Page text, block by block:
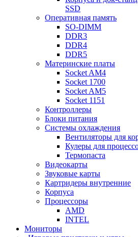
SSD
Оперативная память
SO-DIMM
DDR3
DDR4
DDR5
Материнские платы
Socket AM4
Socket 1700
Socket AM5
Socket 1151
Контроллеры
Блоки питания
Системы охлаждения
Вентиляторы для
Кулеры для
Термопаста
Видеокарты
Звуковые карты
Картридеры внутренние
Корпуса
Процессоры
AMD
INTEL
Мониторы